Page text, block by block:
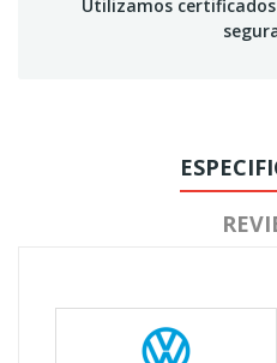
Utilizamos certificados